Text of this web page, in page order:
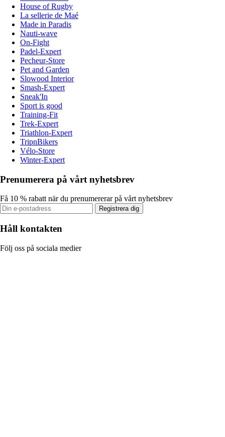
House of Rugby
La sellerie de Maé
Made in Paradis
Nauti-wave
On-Fight
Padel-Expert
Pecheur-Store
Pet and Garden
Slowood Interior
Smash-Expert
Sneak'In
Sport is good
Training-Fit
Trek-Expert
Triathlon-Expert
TripnBikers
Vélo-Store
Winter-Expert
Prenumerera på vårt nyhetsbrev
Få 10 % rabatt när du prenumererar på vårt nyhetsbrev
Registrera dig
Håll kontakten
Följ oss på sociala medier